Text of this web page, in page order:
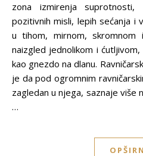
zona izmirenja
pozitivnih misli, lepih sećanja i
u tihom, mirnom, skromnom
naizgled jednolikom i
kao gnezdo na dlanu.
je da pod ogromnim
zagledan u njega, saznaje više
…